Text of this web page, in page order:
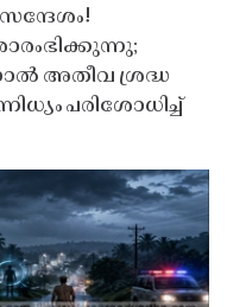
അതീവ ശ്രദ്ധ
പരിശോധിച്ച്